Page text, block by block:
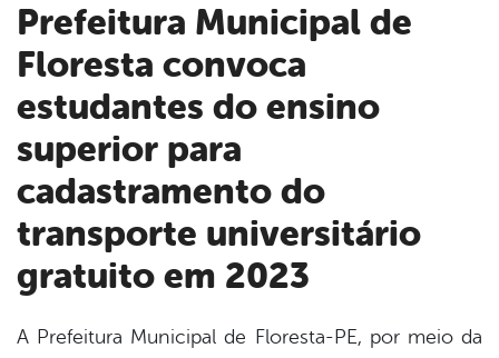
Prefeitura Municipal de
Floresta convoca
estudantes do ensino
superior para
cadastramento do
transporte universitário
gratuito em 2023
A Prefeitura Municipal de Floresta-PE, por meio da